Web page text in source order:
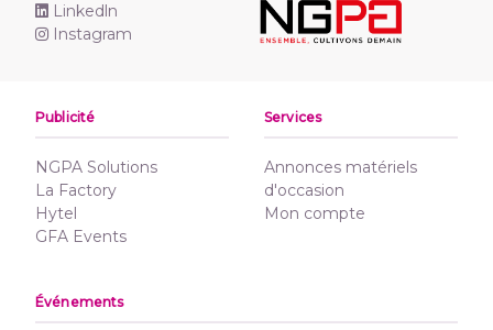
Linkedln
Instagram
Publicité
NGPA Solutions
La Factory
Hytel
GFA Events
Services
Annonces matériels
d'occasion
Mon compte
Événements